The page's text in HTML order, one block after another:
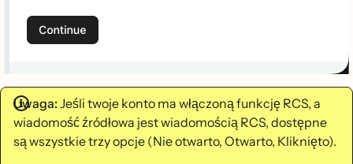
Uwaga:Jeśli twoje konto ma włączoną funkcję RCS, a
wiadomość źródłowa jest wiadomością RCS, dostępne
są wszystkie trzy opcje (Nie otwarto, Otwarto, Kliknięto).